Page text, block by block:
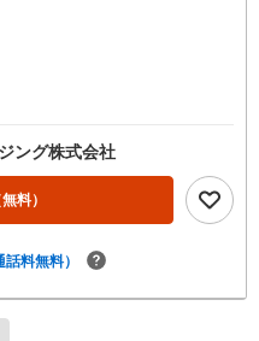
ング株式会社
無料）
話料無料）